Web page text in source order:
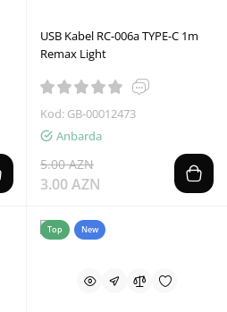
USB Kabel RC-006a TYPE-C 1m
Remax Light
Kod: GB-00012473
Anbarda
5.00 AZN
3.00 AZN
Top New